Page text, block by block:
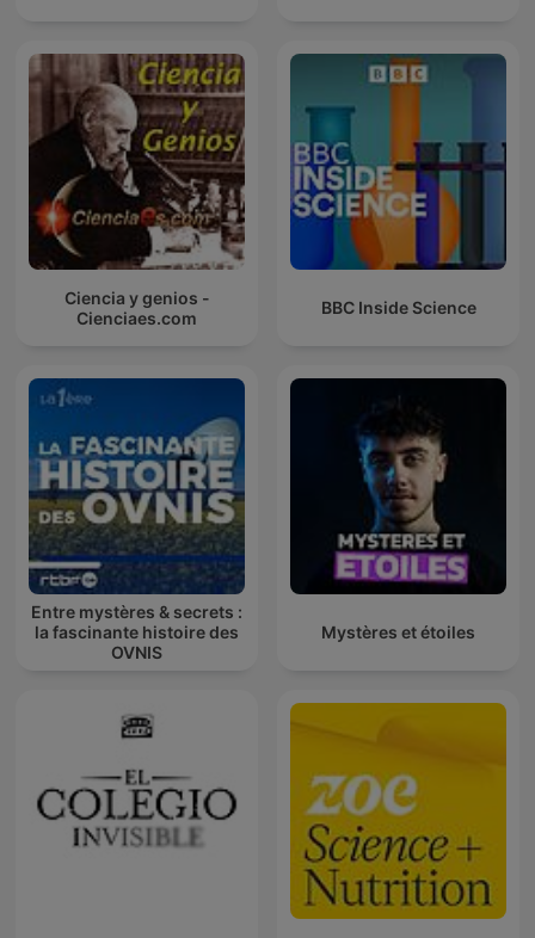
Ciencia y genios -
Cienciaes.com
BBC Inside Science
Entre mystères & secrets :
la fascinante histoire des
OVNIS
Mystères et étoiles